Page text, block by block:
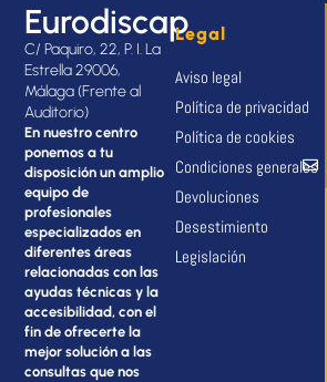
Eurodiscap
C/ Paquiro, 22, P. I. La
Estrella 29006,
Málaga (Frente al
Auditorio)
En nuestro centro
ponemos a tu
disposición un amplio
equipo de
profesionales
especializados en
diferentes áreas
relacionadas con las
ayudas técnicas y la
accesibilidad, con el
fin de ofrecerte la
mejor solución a las
consultas que nos
Legal
Aviso legal
Política de privacidad
Política de cookies
Condiciones generales
Devoluciones
Desestimiento
Legislación